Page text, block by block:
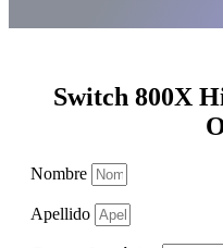
Switch 800X
Nombre
Apellido